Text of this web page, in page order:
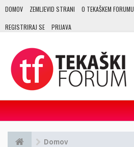
DOMOV ZEMLJEVID STRANI O TEKAŠKEM FORUMU
REGISTRIRAJ SE PRIJAVA
Domov